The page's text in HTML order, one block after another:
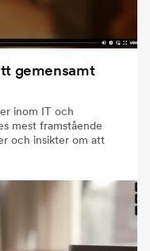
gemensamt
inom IT och
mest framstående
och insikter om att